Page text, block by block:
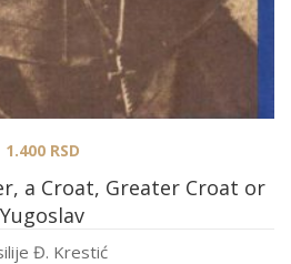
a Croat, Greater Croat or
Yugoslav
1.400RSD
Đ. Krestić